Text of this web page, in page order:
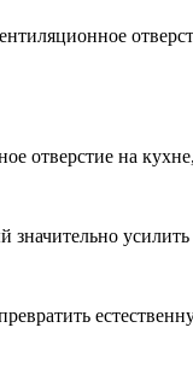
отверстие на